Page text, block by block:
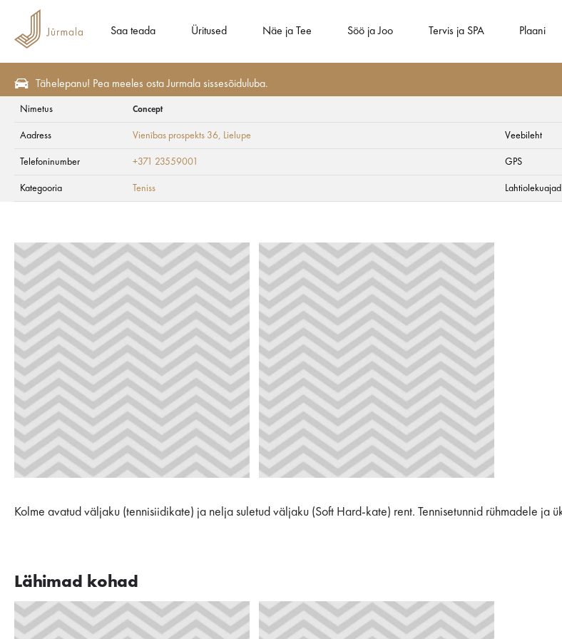
Saa teada Üritused Näe ja Tee Söö ja Joo Tervis ja SPA Plaani
Tähelepanu! Pea meeles osta Jurmala sissesõiduluba.
Teniss
Concept
Nimetus Concept
Aadress Vienības prospekts 36, Lielupe Veebileht
Telefoninumber +371 23559001 GPS
Kategooria Teniss Lahtiolekuajad
Kolme avatud väljaku (tennisiidikate) ja nelja suletud väljaku (Soft Hard-kate) rent. Tennisetunnid rühmadele ja
Lähimad kohad